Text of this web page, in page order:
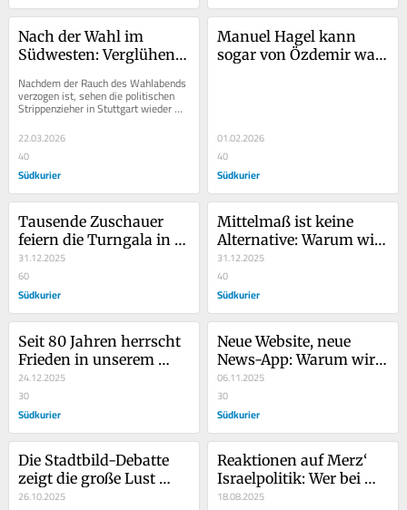
Nach der Wahl im
Südwesten: Verglühen
vorher auch geleuchtet
hat
Nachdem der Rauch des Wahlabends
verzogen ist, sehen die politischen
Strippenzieher in Stuttgart wieder
klarer. Die nächste Landesregierung
wird vom...
22.03.2026
40
Südkurier
Manuel Hagel kann
sogar von Özdemir was
01.02.2026
40
Südkurier
Tausende Zuschauer
feiern die Turngala in
der Schänzlehalle – bis
es zum Zwischenfall
kommt
31.12.2025
60
Südkurier
Mittelmaß ist keine
Alternative: Warum wir
in diesem Land wieder
mehr Professionalität
benötigen
31.12.2025
40
Südkurier
Seit 80 Jahren herrscht
Frieden in unserem
Land - wir müssen um
ihn kämpfen
24.12.2025
30
Südkurier
Neue Website, neue
News-App: Warum wir
SÜDKURIER Online für
Sie modernisiert haben
06.11.2025
30
Südkurier
Die Stadtbild-Debatte
zeigt die große Lust
daran, andere
26.10.2025
Reaktionen auf Merz‘
Israelpolitik: Wer bei
jedem Anlass poltert,
18.08.2025